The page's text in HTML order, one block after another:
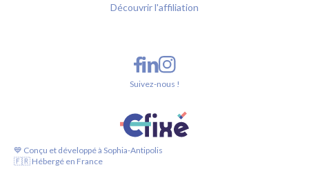
Découvrir l'affiliation
💙 Conçu et développé à Sophia-Antipolis
🇫🇷 Hébergé en France
Suivez-nous !